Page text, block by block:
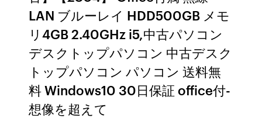
LAN ブルーレイ HDD500GB メモ
リ4GB 2.40GHz i5,中古パソコン
デスクトップパソコン 中古デスク
トップパソコン パソコン 送料無
料 Windows10 30日保証 office付-
想像を超えて